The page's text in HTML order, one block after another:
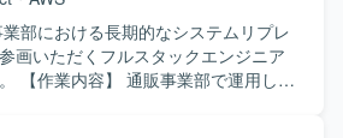
業部における長期的なシステムリプレ
画いただくフルスタックエンジニア